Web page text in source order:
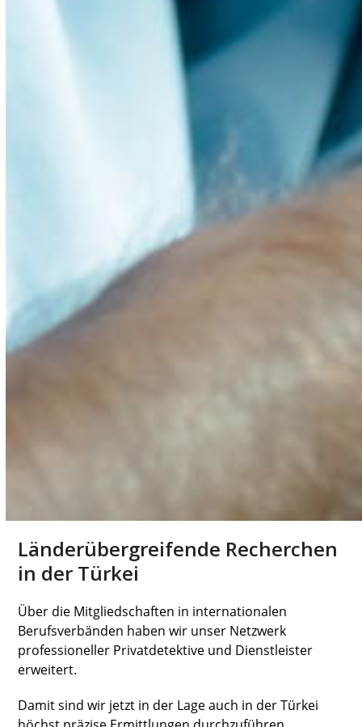
Länderübergreifende Recherchen
in der Türkei
Über die Mitgliedschaften in internationalen
Berufsverbänden haben wir unser Netzwerk
professioneller Privatdetektive und Dienstleister
erweitert.
Damit sind wir jetzt in der Lage auch in der Türkei